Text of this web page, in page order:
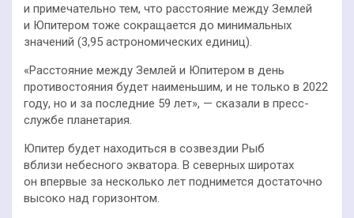
и примечательно тем, что расстояние между Землей
и Юпитером тоже сокращается до минимальных
значений (3,95 астрономических единиц).
«Расстояние между Землей и Юпитером в день
противостояния будет наименьшим, и не только в 2022
году, но и за последние 59 лет», — сказали в пресс-
службе планетария.
Юпитер будет находиться в созвездии Рыб
вблизи небесного экватора. В северных широтах
он впервые за несколько лет поднимется достаточно
высоко над горизонтом.